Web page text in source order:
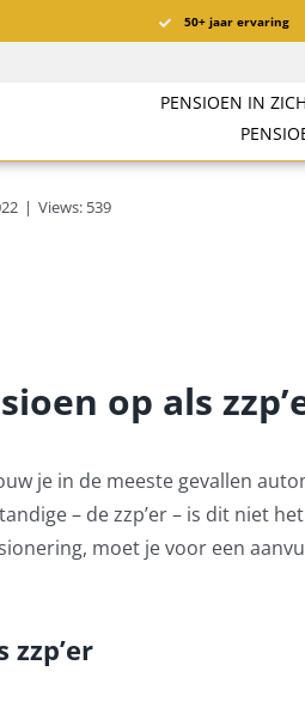
50+ jaar ervaring
PENSIOEN IN
| Views: 539
op als
je in de meeste gevallen
– de zzp’er – is dit niet
moet je voor een
zzp’er